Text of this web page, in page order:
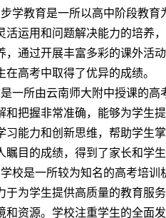
教育是一所以高中阶段教育
活运用和问题解决能力的培养
，通过开展丰富多彩的课外活
高考中取得了优异的成绩。
所由云南师大附中授课的高
和把握非常准确，能够为学生
习能力和创新思维，帮助学生
瞩目的成绩，得到了家长和学
是一所较为知名的高考培训
于为学生提供高质量的教育服
和资源。学校注重学生的全面